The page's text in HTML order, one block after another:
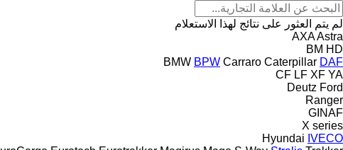
لم يتم العثور على نتائج لهذا الاستعلام
AXAAstra
BM HD
BMW BPW Carraro Caterpillar DAF
CF LF XF YA
Deutz Ford
Ranger
GINAF
X series
Hyundai IVECO